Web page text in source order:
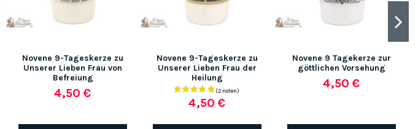
Novene 9-Tageskerze zu
Unserer Lieben Frau von
Befreiung
4,50 €
Novene 9-Tageskerze zu
Unserer Lieben Frau der
Heilung
4,50 €
Novene 9 Tagekerze zur
göttlichen Vorsehung
4,50 €